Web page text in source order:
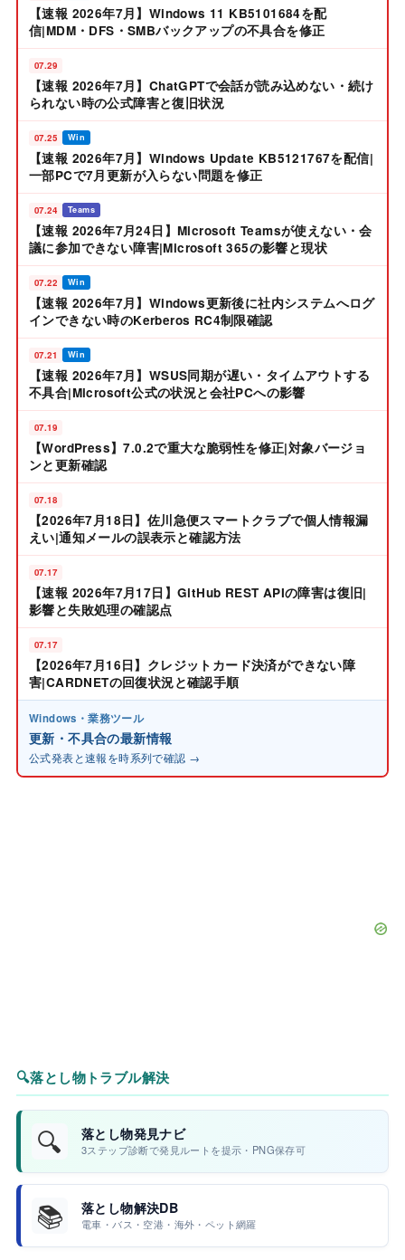
【速報 2026年7月】Windows 11 KB5101684を配
信|MDM・DFS・SMBバックアップの不具合を修正
07.29
【速報 2026年7月】ChatGPTで会話が読み込めない・続け
られない時の公式障害と復旧状況
07.25 Win
【速報 2026年7月】Windows Update KB5121767を配信|
一部PCで7月更新が入らない問題を修正
07.24 Teams
【速報 2026年7月24日】Microsoft Teamsが使えない・会
議に参加できない障害|Microsoft 365の影響と現状
07.22 Win
【速報 2026年7月】Windows更新後に社内システムへログ
インできない時のKerberos RC4制限確認
07.21 Win
【速報 2026年7月】WSUS同期が遅い・タイムアウトする
不具合|Microsoft公式の状況と会社PCへの影響
07.19
【WordPress】7.0.2で重大な脆弱性を修正|対象バージョ
ンと更新確認
07.18
【2026年7月18日】佐川急便スマートクラブで個人情報漏
えい|通知メールの誤表示と確認方法
07.17
【速報 2026年7月17日】GitHub REST APIの障害は復旧|
影響と失敗処理の確認点
07.17
【2026年7月16日】クレジットカード決済ができない障
害|CARDNETの回復状況と確認手順
Windows・業務ツール
更新・不具合の最新情報
公式発表と速報を時系列で確認 →
🔍落とし物トラブル解決
🔍 落とし物発見ナビ
3ステップ診断で発見ルートを提示・PNG保存可
📚 落とし物解決DB
電車・バス・空港・海外・ペット網羅